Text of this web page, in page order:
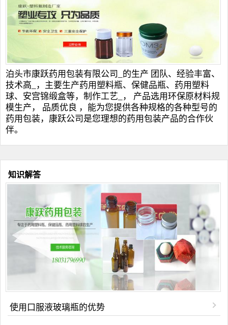
泊头市康跃药用包装有限公司_的生产 团队、经验丰富、
技术高_，主要生产药用塑料瓶、 保健品瓶、 药用塑料
球、安宫锦缎盒等，制作工艺_， 产品选用环保原材料规
模生产， 品质优良 ，能为您提供各种规格的各种型号的
药用包装，康跃公司是您理想的药用包装产品的合作伙
伴。
知识解答
使用口服液玻璃瓶的优势